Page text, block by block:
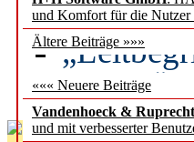
und Komfort für die Nutzer
Ältere Beiträge »»»
««« Neuere Beiträge
Vandenhoeck & Ruprecht
und mit verbesserter
des